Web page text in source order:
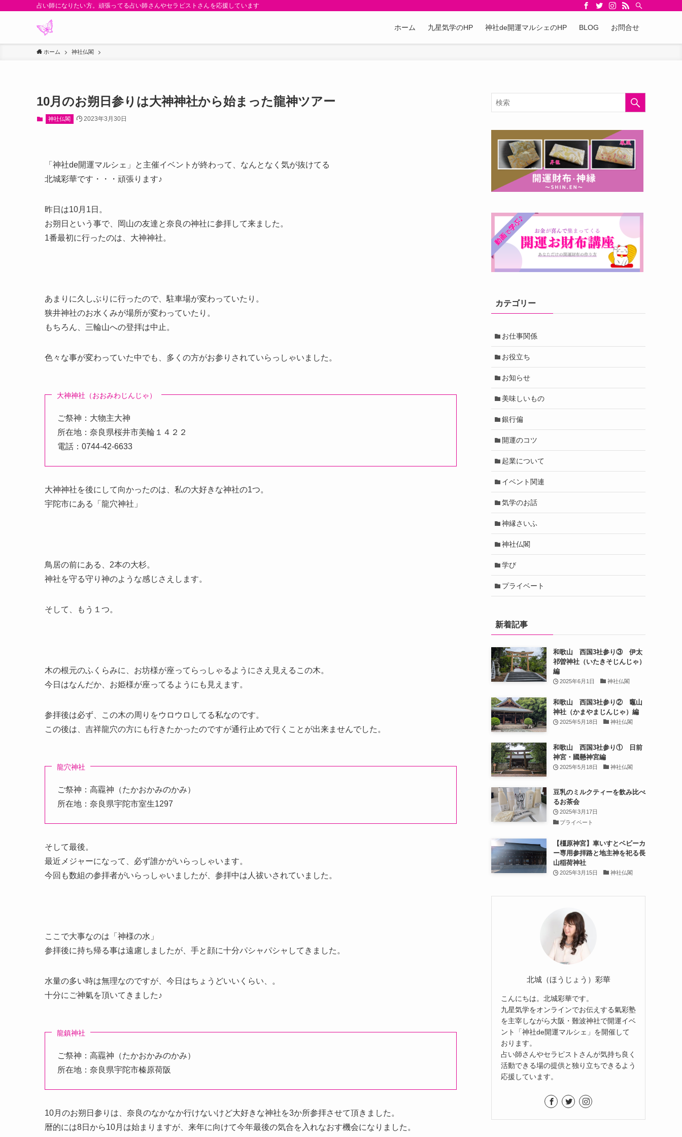
占い師になりたい方。頑張ってる占い師さんやセラピストさんを応援しています
ホーム 九星気学のHP 神社de開運マルシェのHP BLOG お問合せ
ホーム 神社仏閣
10月のお朔日参りは大神神社から始まった龍神ツアー
神社仏閣 2023年3月30日
「神社de開運マルシェ」と主催イベントが終わって、なんとなく気が抜けてる
北城彩華です・・・頑張ります♪
昨日は10月1日。
お朔日という事で、岡山の友達と奈良の神社に参拝して来ました。
1番最初に行ったのは、大神神社。
あまりに久しぶりに行ったので、駐車場が変わっていたり。
狭井神社のお水くみが場所が変わっていたり。
もちろん、三輪山への登拝は中止。
色々な事が変わっていた中でも、多くの方がお参りされていらっしゃいました。
大神神社（おおみわじんじゃ）
ご祭神：大物主大神
所在地：奈良県桜井市美輪１４２２
電話：0744-42-6633
大神神社を後にして向かったのは、私の大好きな神社の1つ。
宇陀市にある「龍穴神社」
鳥居の前にある、2本の大杉。
神社を守る守り神のような感じさえします。
そして、もう１つ。
木の根元のふくらみに、お坊様が座ってらっしゃるようにさえ見えるこの木。
今日はなんだか、お姫様が座ってるようにも見えます。
参拝後は必ず、この木の周りをウロウロしてる私なのです。
この後は、吉祥龍穴の方にも行きたかったのですが通行止めで行くことが出来ませんでした。
龍穴神社
ご祭神：高龗神（たかおかみのかみ）
所在地：奈良県宇陀市室生1297
そして最後。
最近メジャーになって、必ず誰かがいらっしゃいます。
今回も数組の参拝者がいらっしゃいましたが、参拝中は人祓いされていました。
ここで大事なのは「神様の水」
参拝後に持ち帰る事は遠慮しましたが、手と顔に十分パシャパシャしてきました。
水量の多い時は無理なのですが、今日はちょうどいいくらい、。
十分にご神氣を頂いてきました♪
龍鎮神社
ご祭神：高龗神（たかおかみのかみ）
所在地：奈良県宇陀市榛原荷阪
10月のお朔日参りは、奈良のなかなか行けないけど大好きな神社を3か所参拝させて頂きました。
暦的には8日から10月は始まりますが、来年に向けて今年最後の気合を入れなおす機会になりました。
カテゴリー
お仕事関係
お役立ち
お知らせ
美味しいもの
銀行偏
開運のコツ
起業について
イベント関連
気学のお話
神縁さいふ
神社仏閣
学び
プライベート
新着記事
和歌山 西国3社参り③ 伊太
祁曽神社（いたきそじんじゃ）
編
2025年6月1日 神社仏閣
和歌山 西国3社参り② 竈山
神社（かまやまじんじゃ）編
2025年5月18日 神社仏閣
和歌山 西国3社参り① 日前
神宮・國懸神宮編
2025年5月18日 神社仏閣
豆乳のミルクティーを飲み比べ
るお茶会
2025年3月17日
プライベート
【橿原神宮】車いすとベビーカ
ー専用参拝路と地主神を祀る長
山稲荷神社
2025年3月15日 神社仏閣
北城（ほうじょう）彩華
こんにちは。北城彩華です。
九星気学をオンラインでお伝えする氣彩塾
を主宰しながら大阪・難波神社で開運イベ
ント「神社de開運マルシェ」を開催して
おります。
占い師さんやセラピストさんが気持ち良く
活動できる場の提供と独り立ちできるよう
応援しています。